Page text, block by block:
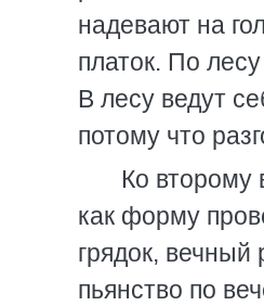
надевают на
платок. По
В лесу ведут
потому что
Ко второму
как форму
грядок,
пьянство по